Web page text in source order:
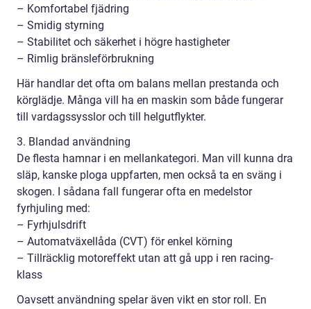
– Komfortabel fjädring
– Smidig styrning
– Stabilitet och säkerhet i högre hastigheter
– Rimlig bränsleförbrukning
Här handlar det ofta om balans mellan prestanda och
körglädje. Många vill ha en maskin som både fungerar
till vardagssysslor och till helgutflykter.
3. Blandad användning
De flesta hamnar i en mellankategori. Man vill kunna dra
släp, kanske ploga uppfarten, men också ta en sväng i
skogen. I sådana fall fungerar ofta en medelstor
fyrhjuling med:
– Fyrhjulsdrift
– Automatväxellåda (CVT) för enkel körning
– Tillräcklig motoreffekt utan att gå upp i ren racing-
klass
Oavsett användning spelar även vikt en stor roll. En